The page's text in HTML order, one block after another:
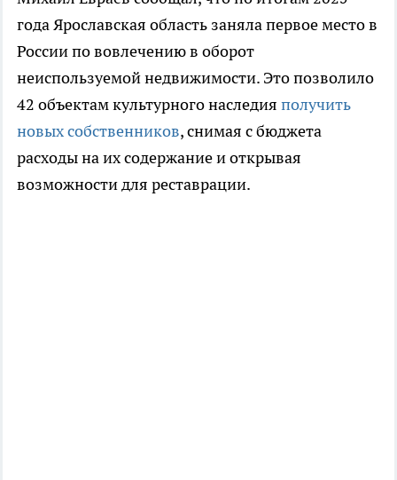
года Ярославская область заняла первое место в
России по вовлечению в оборот
неиспользуемой недвижимости. Это позволило
42 объектам культурного наследия получить
новых собственников, снимая с бюджета
расходы на их содержание и открывая
возможности для реставрации.